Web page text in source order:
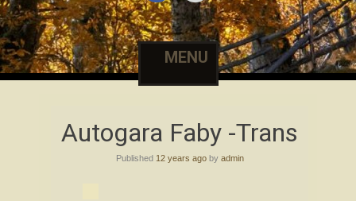
MENU
to
Autogara Faby -Trans
Published 12 years agoby admin